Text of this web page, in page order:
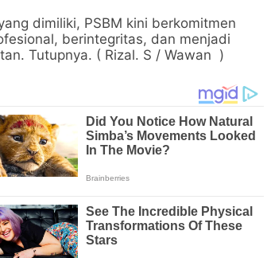
dimiliki, PSBM kini berkomitmen
berintegritas, dan menjadi
Tutupnya. ( Rizal. S / Wawan )